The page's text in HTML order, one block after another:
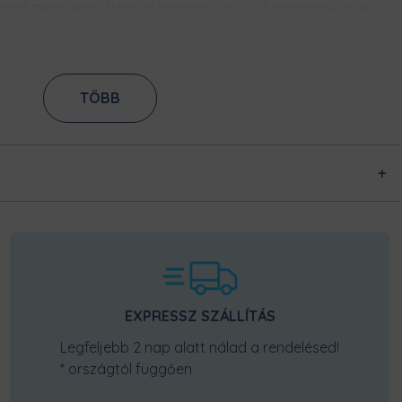
NYOMAT
technikának köszönhetően, ez a
Tudjuk, hogy mennyire fontos, hogy kényelmes legyen egy póló
nyakkivágása, ne szorítson, de ne is álljon el. Így ezt a rugalmas
majd attól tartanod, hogy idővel kinyúlik.
TÖBB
EXPRESSZ SZÁLLÍTÁS
Legfeljebb 2 nap alatt nálad a rendelésed!
* országtól függően